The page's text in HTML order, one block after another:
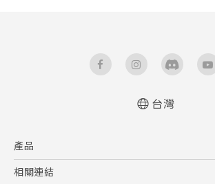
台灣
產品
5G
相關連結